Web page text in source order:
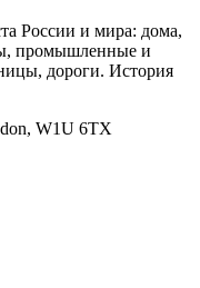
России и мира: дома,
промышленные и
дороги. История
W1U 6TX